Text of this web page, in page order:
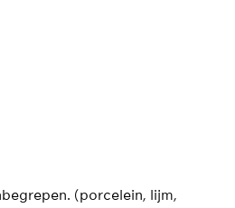
(porcelein, lijm,